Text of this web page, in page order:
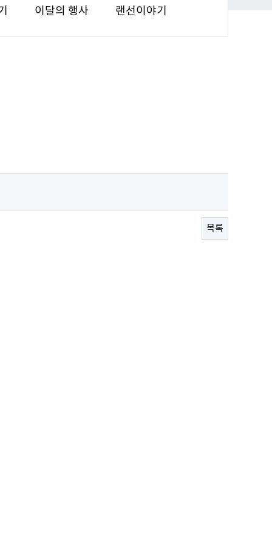
이달의 행사 랜선이야기
목록